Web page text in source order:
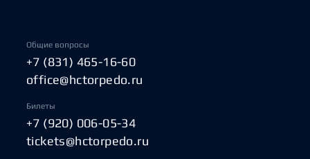
Общие вопросы
+7 (831) 465-16-60
office@hctorpedo.ru
Билеты
+7 (920) 006-05-34
tickets@hctorpedo.ru